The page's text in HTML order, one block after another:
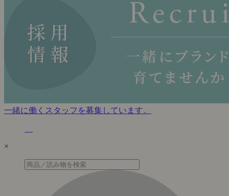
一緒に働くスタッフを募集しています。
×